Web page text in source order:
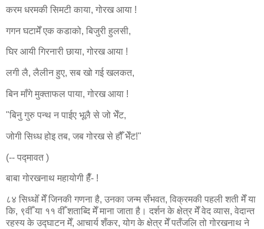
करम धरमकी सिमटी काया, गोरख आया !
गगन घटामेँ एक कडाको, बिजुरी हुलसी,
घिर आयी गिरनारी छाया, गोरख आया !
लगी लै, लैलीन हुए, सब खो गई खलकत,
बिन माँगे मुक्ताफल पाया, गोरख आया !
"बिनु गुरु पन्थ न पाईए भूलै से जो भेँट,
जोगी सिध्ध होइ तब, जब गोरख से हौँ भेँट!"
(-- पद्मावत )
बाबा गोरखनाथ महायोगी हैँ- !
८४ सिध्धोँ मेँ जिनकी गणना है, उनका जन्म सँभवत, विक्रमकी पहली शती मेँ या
कि, ९वीँ या ११ वीँ शताब्दि मेँ माना जाता है। दर्शन के क्षेत्र मेँ वेद व्यास, वेदान्त
रहस्य के उद्घाटन मेँ, आचार्य शँकर, योग के क्षेत्र मेँ पतँजलि तो गोरखनाथ ने